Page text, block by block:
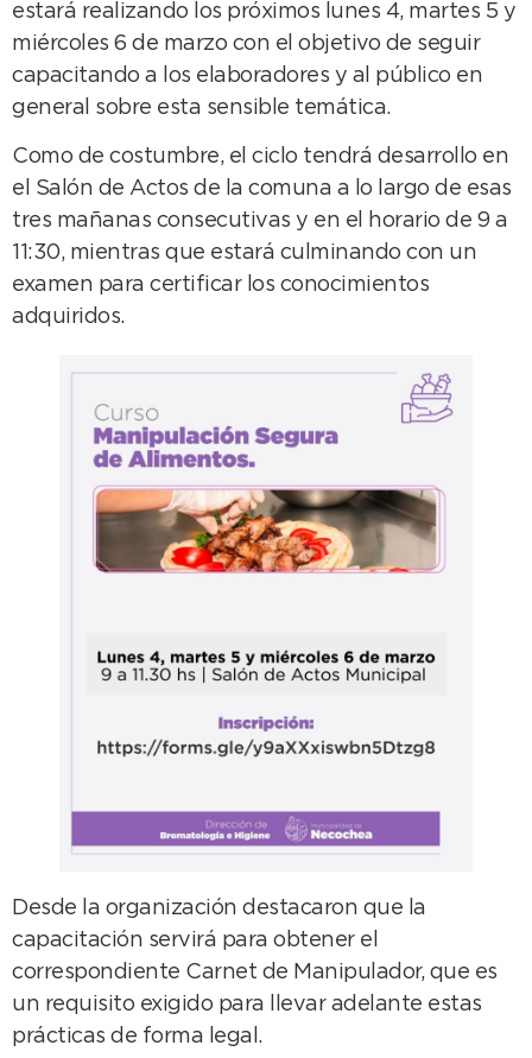
estará realizando los próximos lunes 4, martes 5 y
miércoles 6 de marzo con el objetivo de seguir
capacitando a los elaboradores y al público en
general sobre esta sensible temática.
Como de costumbre, el ciclo tendrá desarrollo en
el Salón de Actos de la comuna a lo largo de esas
tres mañanas consecutivas y en el horario de 9 a
11:30, mientras que estará culminando con un
examen para certificar los conocimientos
adquiridos.
Desde la organización destacaron que la
capacitación servirá para obtener el
correspondiente Carnet de Manipulador, que es
un requisito exigido para llevar adelante estas
prácticas de forma legal.